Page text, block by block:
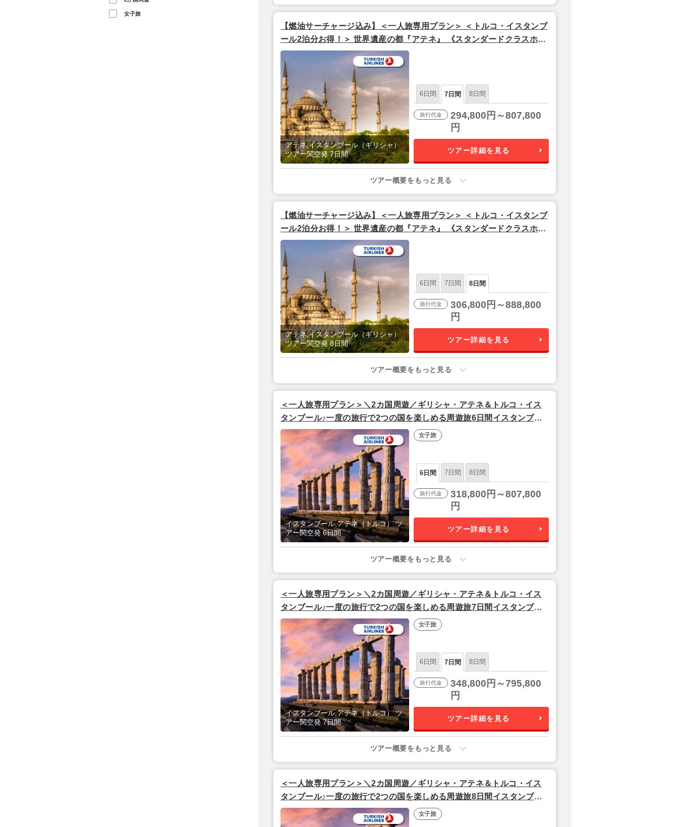
女子旅
【燃油サーチャージ込み】＜一人旅専用プラン＞ ＜トルコ・イスタンブ
ール2泊分お得！＞ 世界遺産の都『アテネ』 《スタンダードクラスホテ
ル宿泊》 7日間 【関空発/ターキッシュエアラインズ利用】
アテネ,イスタンブール（ギリシャ）
ツアー関空発 7日間
6日間 7日間 8日間
旅行代金
294,800円～807,800
円
ツアー詳細を見る
ツアー概要をもっと見る
【燃油サーチャージ込み】＜一人旅専用プラン＞ ＜トルコ・イスタンブ
ール2泊分お得！＞ 世界遺産の都『アテネ』 《スタンダードクラスホテ
ル宿泊》 8日間 【関空発/ターキッシュエアラインズ利用】
アテネ,イスタンブール（ギリシャ）
ツアー関空発 8日間
6日間 7日間 8日間
旅行代金
306,800円～888,800
円
ツアー詳細を見る
ツアー概要をもっと見る
＜一人旅専用プラン＞＼2カ国周遊／ギリシャ・アテネ＆トルコ・イス
タンブール♪一度の旅行で2つの国を楽しめる周遊旅6日間イスタンブー
ルはトルコ担当イチオシ4つ星ホテル泊♪【関空発/ターキッシュエアライ
ンズ利用】
イスタンブール,アテネ（トルコ） ツ
アー関空発 6日間
女子旅
6日間 7日間 8日間
旅行代金
318,800円～807,800
円
ツアー詳細を見る
ツアー概要をもっと見る
＜一人旅専用プラン＞＼2カ国周遊／ギリシャ・アテネ＆トルコ・イス
タンブール♪一度の旅行で2つの国を楽しめる周遊旅7日間イスタンブー
ルはトルコ担当イチオシ4つ星ホテル泊♪【関空発/ターキッシュエアライ
ンズ利用】
イスタンブール,アテネ（トルコ） ツ
アー関空発 7日間
女子旅
6日間 7日間 8日間
旅行代金
348,800円～795,800
円
ツアー詳細を見る
ツアー概要をもっと見る
＜一人旅専用プラン＞＼2カ国周遊／ギリシャ・アテネ＆トルコ・イス
タンブール♪一度の旅行で2つの国を楽しめる周遊旅8日間イスタンブー
ルはトルコ担当イチオシ4つ星ホテル泊♪【関空発/ターキッシュエアライ
ンズ利用】
女子旅